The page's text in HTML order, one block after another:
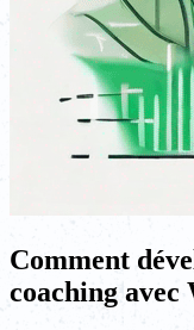
Comment
coaching avec